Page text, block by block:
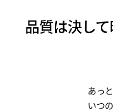
品質は決し
あっ
いつ